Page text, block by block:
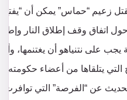
زعيم “حماس” يمكن أن “يفتح
اتفاق وقف إطلاق النار
على نتنياهو أن يغتنمها، وأن
التي يتلقاها من أعضاء حكومته
عن “الفرصة” التي توافرت